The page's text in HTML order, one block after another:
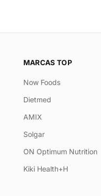
MARCAS TOP
Now Foods
Dietmed
AMIX
Solgar
ON Optimum Nutrition
Kiki Health+H